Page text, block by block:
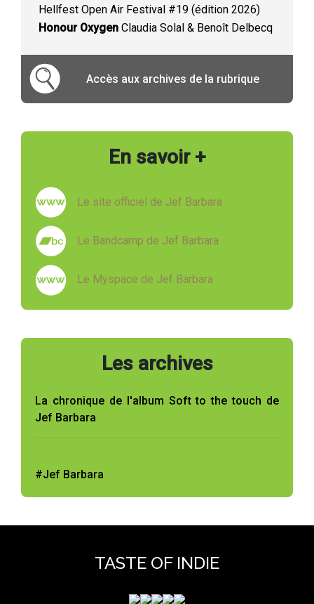
Hellfest Open Air Festival #19 (édition 2026)
Honour Oxygen Claudia Solal & Benoît Delbecq
Accès aux archives de la rubrique
En savoir +
Le site officiel de Jef Barbara
Le Bandcamp de Jef Barbara
Le Myspace de Jef Barbara
Les archives
La chronique de l'album Soft to the touch de
Jef Barbara
#Jef Barbara
TASTE OF INDIE